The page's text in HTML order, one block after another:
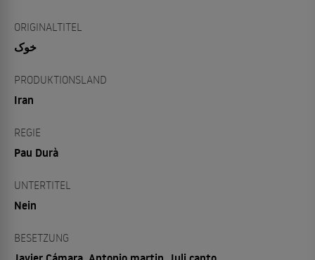
ORIGINALTITEL
خوک
PRODUKTIONSLAND
Iran
REGIE
Pau Durà
UNTERTITEL
Nein
BESETZUNG